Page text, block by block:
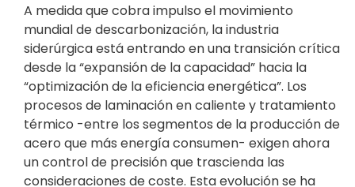
A medida que cobra impulso el movimiento
mundial de descarbonización, la industria
siderúrgica está entrando en una transición crítica
desde la “expansión de la capacidad” hacia la
“optimización de la eficiencia energética”. Los
procesos de laminación en caliente y tratamiento
térmico -entre los segmentos de la producción de
acero que más energía consumen- exigen ahora
un control de precisión que trascienda las
consideraciones de coste. Esta evolución se ha